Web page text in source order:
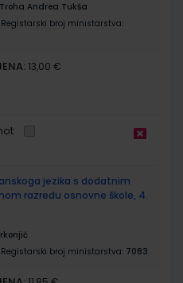
Andrea Tukša
Registarski broj ministarstva:
13,00 €
jezika s dodatnim
razredu osnovne škole, 4.
Registarski broj ministarstva: 7083